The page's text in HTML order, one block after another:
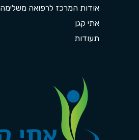
אודות המרכז לרפואה משלימה
אתי קגן
תעודות